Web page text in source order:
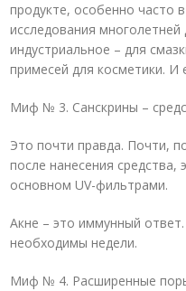
продукте, особенно часто
исследования
индустриальное – для
примесей для косметики.
Миф № 3. Санскрины –
Это почти правда. Почти,
после нанесения
основном UV-фильтрами.
Акне – это иммунный
необходимы недели.
Миф № 4. Расширенные